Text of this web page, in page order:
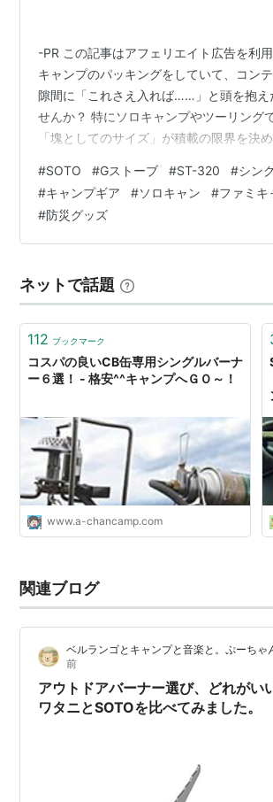
-PR この記事はアフェリエイト広告を利
キャンプのパッキングをしていて、コン
隙間に「これさえ入れば……」と頭を抱え
せんか？ 特にソロキャンプやツーリング
「塊としてのサイズ」が積載の限界を決
でも効率を重視するタイプですが、この「
ル」にはいつも悩まされてきました。 そ
クを読み解くほどに「これこそが正解では
じたギアがあります。 それが、SOTO（
的な説得力 この製品の最…
#SOTO #Gストーブ #ST-320 #シン
#キャンプギア #ソロキャン #ファミキ
#防災グッズ
ネットで話題
112 ブックマーク
コスパの良いCB缶専用シングルバーナ
ー６選！ - 格安^^キャンプへＧＯ～！
www.a-chancamp.com
関連ブログ
ベルランゴとキャンプと音楽と。ぷーちゃ
前
アウトドアバーナー選び、どれがい
ワタニとSOTOを比べてみました。